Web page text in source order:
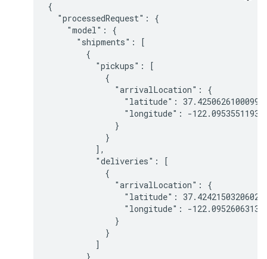
{
  "processedRequest": {
    "model": {
      "shipments": [
        {
          "pickups": [
            {
              "arrivalLocation": {
"latitude":
"longitude": -
              }
            }
          ],
          "deliveries": [
            {
              "arrivalLocation": {
"latitude":
"longitude": -
              }
            }
          ]
        }